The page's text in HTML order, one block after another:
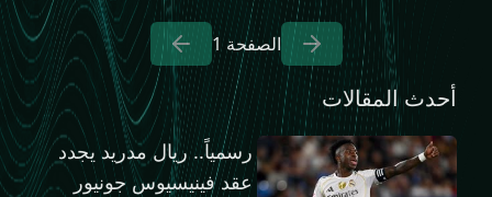
الصفحة1
أحدث المقالات
رسمياً.. ريال مدريد يجدد
عقد فينيسيوس جونيور